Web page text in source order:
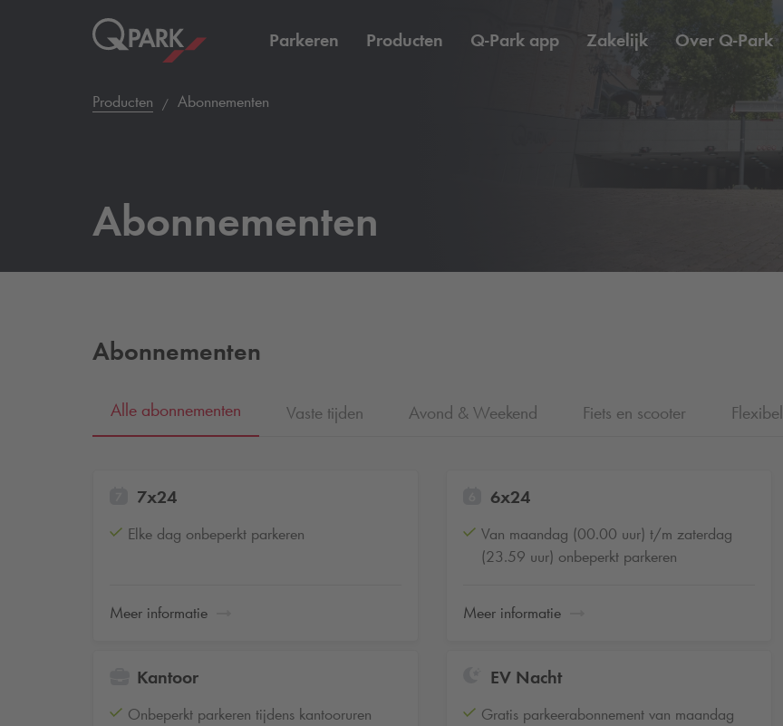
Parkeren Producten Q-Park app Zakelijk Over Q-Park
Producten Abonnementen
Abonnementen
Abonnementen
Alle abonnementen Vaste tijden Avond & Weekend Fiets en scooter Flexibel
7x24
Elke dag onbeperkt parkeren
Meer informatie
6x24
Van maandag (00.00 uur) t/m zaterdag
(23.59 uur) onbeperkt parkeren
Meer informatie
Kantoor
Onbeperkt parkeren tijdens kantooruren
EV Nacht
Gratis parkeerabonnement van maandag